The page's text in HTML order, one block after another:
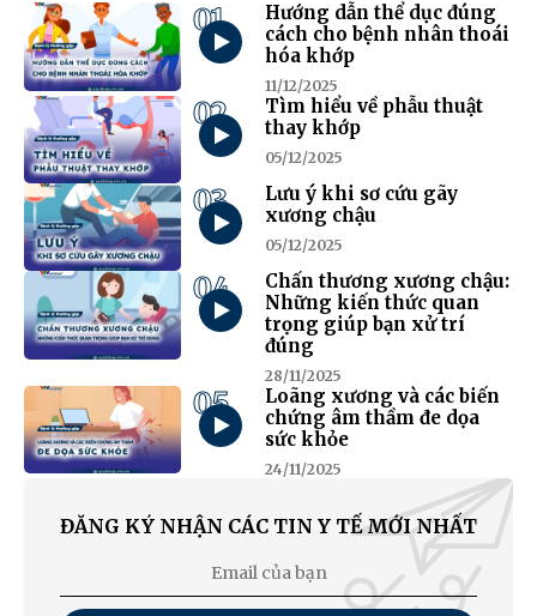
01
Hướng dẫn thể dục đúng
cách cho bệnh nhân thoái
hóa khớp
11/12/2025
02
Tìm hiểu về phẫu thuật
thay khớp
05/12/2025
03
Lưu ý khi sơ cứu gãy
xương chậu
05/12/2025
04
Chấn thương xương chậu:
Những kiến thức quan
trọng giúp bạn xử trí
đúng
28/11/2025
05
Loãng xương và các biến
chứng âm thầm đe dọa
sức khỏe
24/11/2025
ĐĂNG KÝ NHẬN CÁC TIN Y TẾ MỚI NHẤT